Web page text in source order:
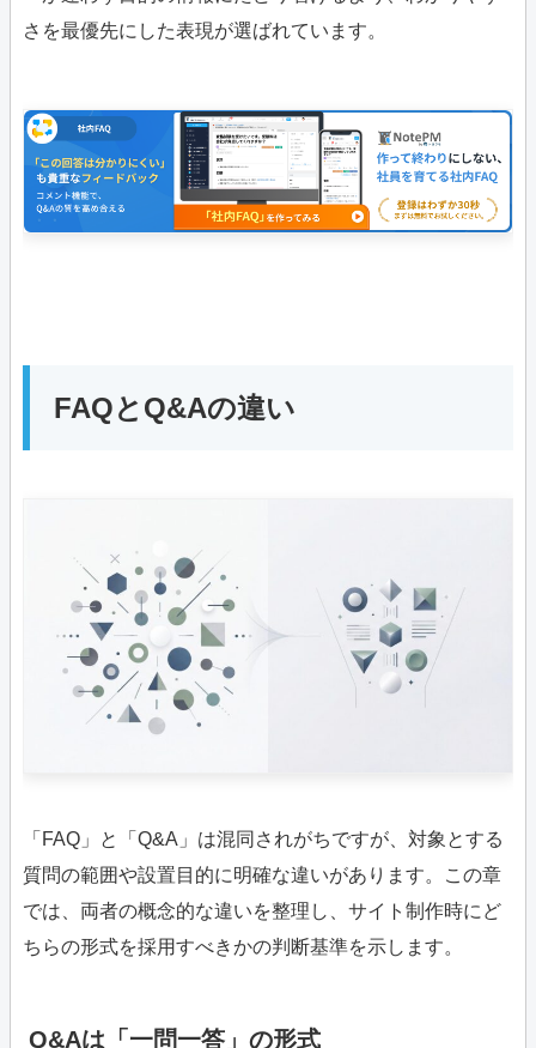
さを最優先にした表現が選ばれています。
FAQとQ&Aの違い
「FAQ」と「Q&A」は混同されがちですが、対象とする
質問の範囲や設置目的に明確な違いがあります。この章
では、両者の概念的な違いを整理し、サイト制作時にど
ちらの形式を採用すべきかの判断基準を示します。
Q&Aは「一問一答」の形式